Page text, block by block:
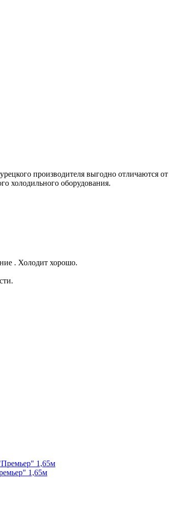
производителя выгодно отличаются
холодильного оборудования.
. Холодит хорошо.
1,65м